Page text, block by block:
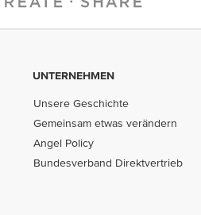
UNTERNEHMEN
Unsere Geschichte
Gemeinsam etwas verändern
Angel Policy
Bundesverband Direktvertrieb